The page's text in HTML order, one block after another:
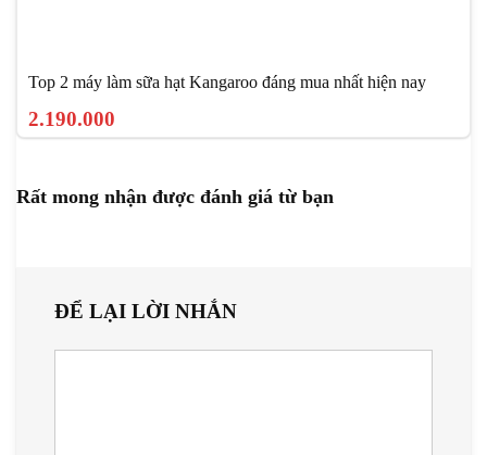
Top 2 máy làm sữa hạt Kangaroo đáng mua nhất hiện nay
2.190.000
Rất mong nhận được đánh giá từ bạn
ĐỂ LẠI LỜI NHẮN